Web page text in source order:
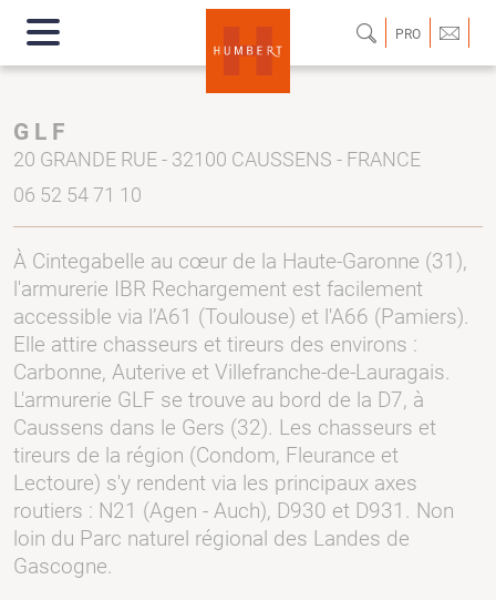
PRO
G L F
20 GRANDE RUE - 32100 CAUSSENS - FRANCE
06 52 54 71 10
À Cintegabelle au cœur de la Haute-Garonne (31),
l'armurerie IBR Rechargement est facilement
accessible via l’A61 (Toulouse) et l'A66 (Pamiers).
Elle attire chasseurs et tireurs des environs :
Carbonne, Auterive et Villefranche-de-Lauragais.
L'armurerie GLF se trouve au bord de la D7, à
Caussens dans le Gers (32). Les chasseurs et
tireurs de la région (Condom, Fleurance et
Lectoure) s'y rendent via les principaux axes
routiers : N21 (Agen - Auch), D930 et D931. Non
loin du Parc naturel régional des Landes de
Gascogne.